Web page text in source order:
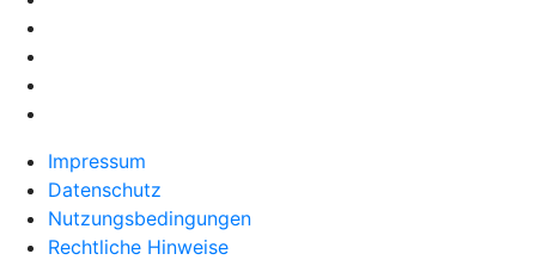
Impressum
Datenschutz
Nutzungsbedingungen
Rechtliche Hinweise